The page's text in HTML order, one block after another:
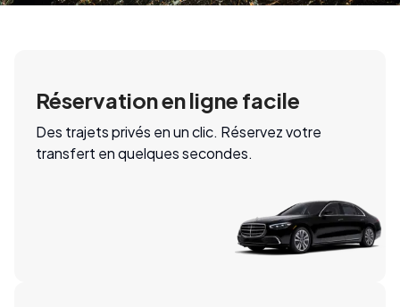
Réservation en ligne facile
Des trajets privés en un clic. Réservez votre
transfert en quelques secondes.